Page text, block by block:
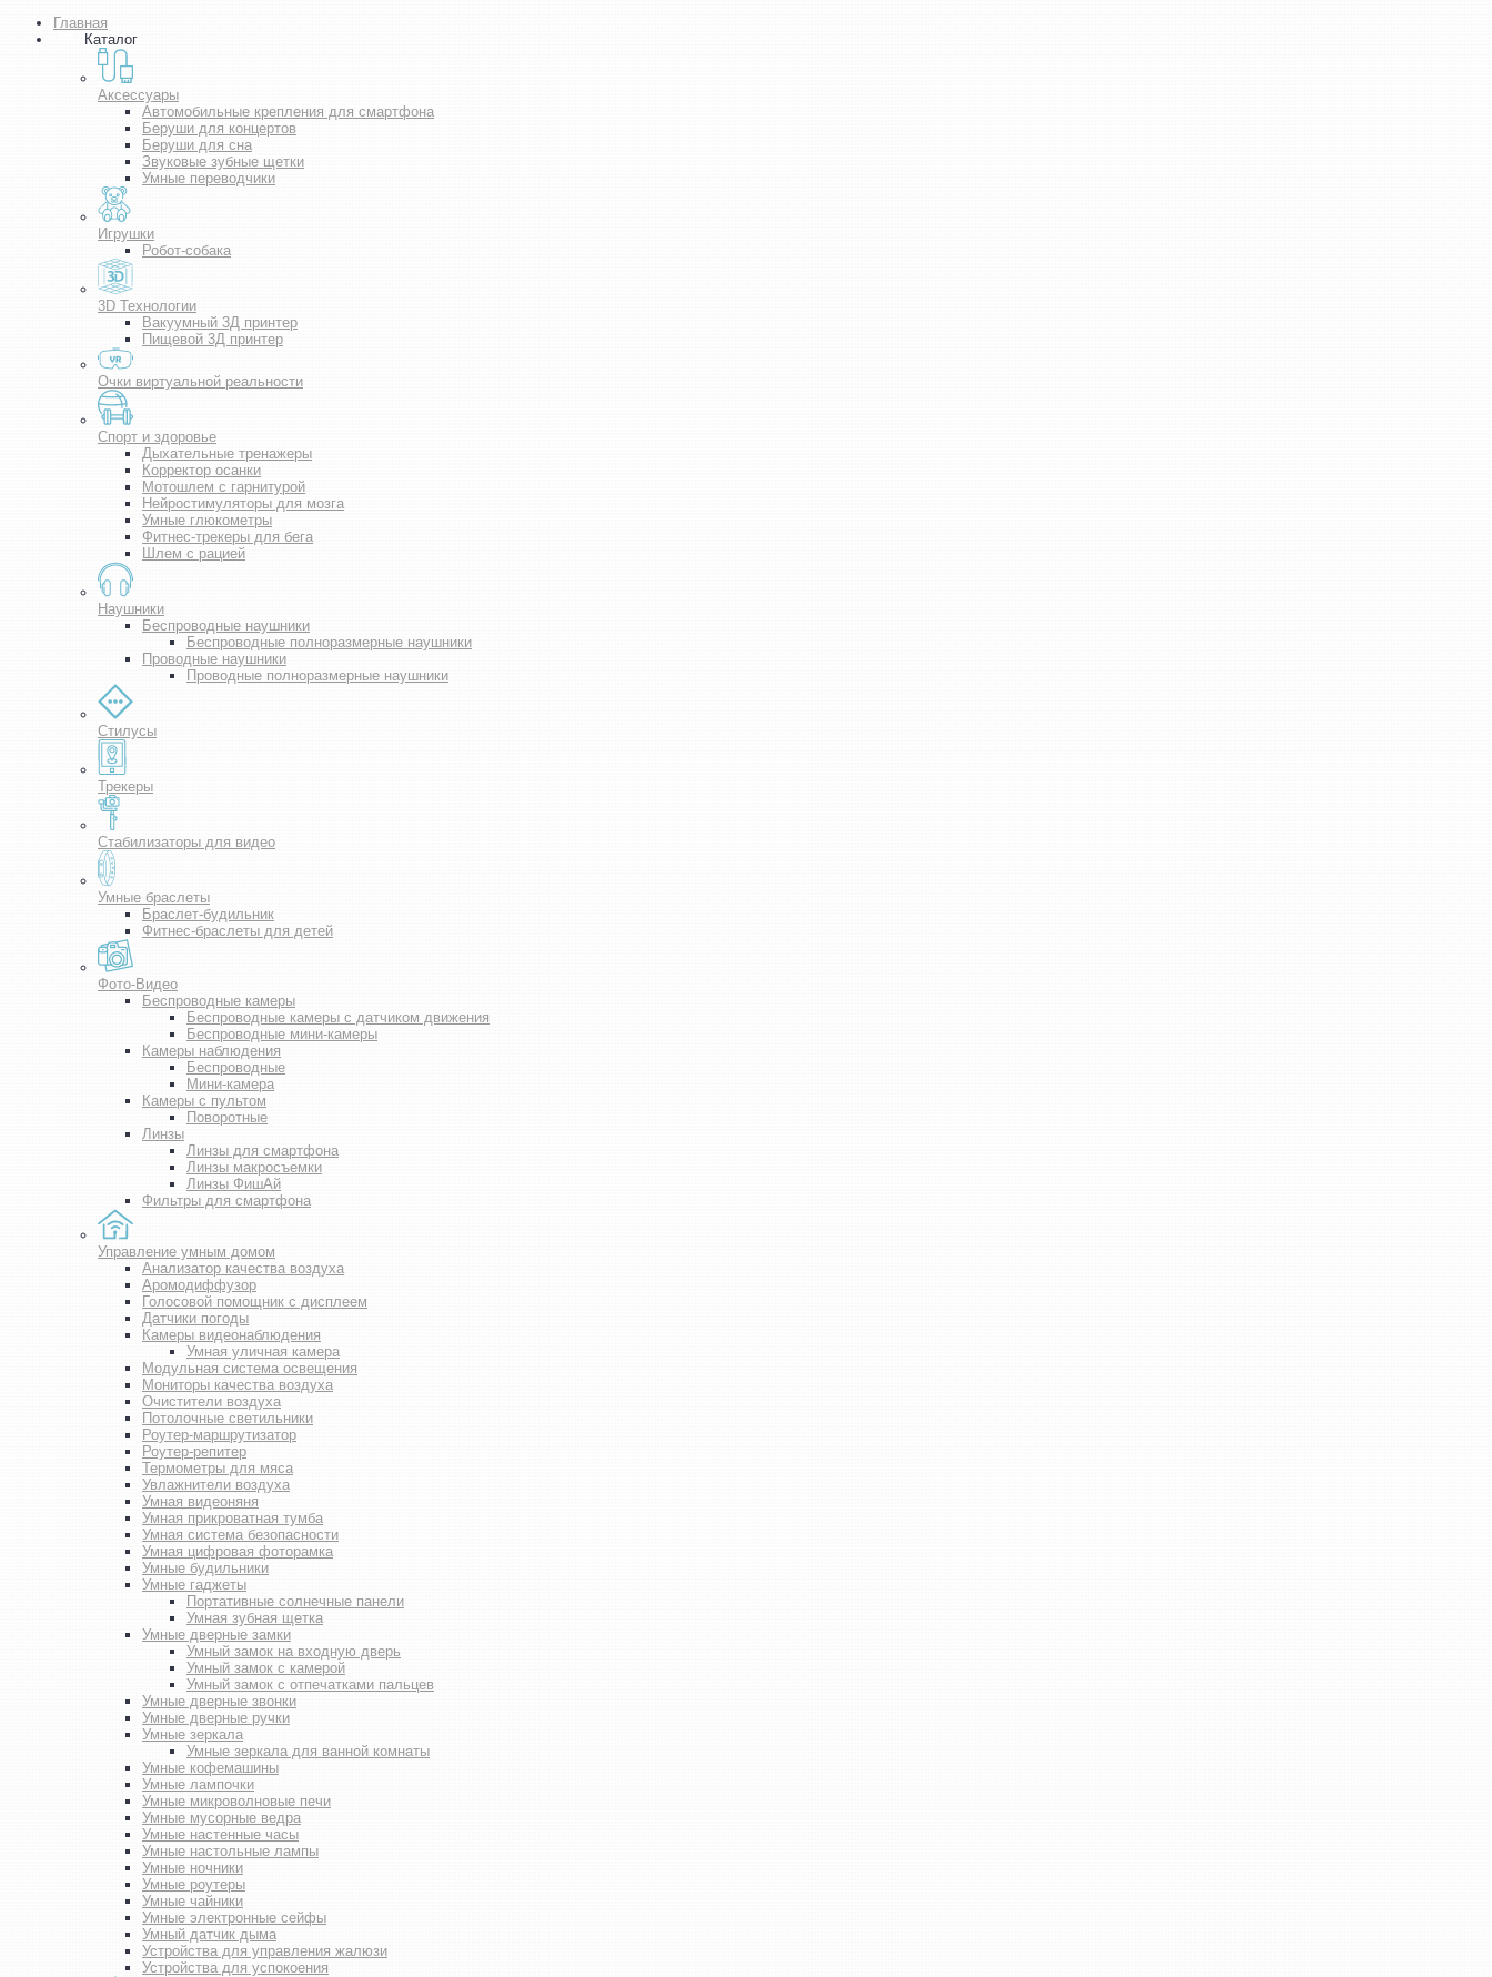
Главная
Каталог
Аксессуары
Автомобильные крепления для смартфона
Беруши для концертов
Беруши для сна
Звуковые зубные щетки
Умные переводчики
Игрушки
Робот-собака
3D Технологии
Вакуумный 3Д принтер
Пищевой 3Д принтер
Очки виртуальной реальности
Спорт и здоровье
Дыхательные тренажеры
Корректор осанки
Мотошлем с гарнитурой
Нейростимуляторы для мозга
Умные глюкометры
Фитнес-трекеры для бега
Шлем с рацией
Наушники
Беспроводные наушники
Беспроводные полноразмерные наушники
Проводные наушники
Проводные полноразмерные наушники
Стилусы
Трекеры
Стабилизаторы для видео
Умные браслеты
Браслет-будильник
Фитнес-браслеты для детей
Фото-Видео
Беспроводные камеры
Беспроводные камеры с датчиком движения
Беспроводные мини-камеры
Камеры наблюдения
Беспроводные
Мини-камера
Камеры с пультом
Поворотные
Линзы
Линзы для смартфона
Линзы макросъемки
Линзы ФишАй
Фильтры для смартфона
Управление умным домом
Анализатор качества воздуха
Аромодиффузор
Голосовой помощник с дисплеем
Датчики погоды
Камеры видеонаблюдения
Умная уличная камера
Модульная система освещения
Мониторы качества воздуха
Очистители воздуха
Потолочные светильники
Роутер-маршрутизатор
Роутер-репитер
Термометры для мяса
Увлажнители воздуха
Умная видеоняня
Умная прикроватная тумба
Умная система безопасности
Умная цифровая фоторамка
Умные будильники
Умные гаджеты
Портативные солнечные панели
Умная зубная щетка
Умные дверные замки
Умный замок на входную дверь
Умный замок с камерой
Умный замок с отпечатками пальцев
Умные дверные звонки
Умные дверные ручки
Умные зеркала
Умные зеркала для ванной комнаты
Умные кофемашины
Умные лампочки
Умные микроволновые печи
Умные мусорные ведра
Умные настенные часы
Умные настольные лампы
Умные ночники
Умные роутеры
Умные чайники
Умные электронные сейфы
Умный датчик дыма
Устройства для управления жалюзи
Устройства для успокоения